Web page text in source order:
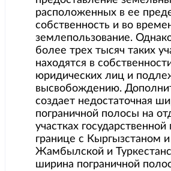
расположенных в ее
собственность и во
землепользование.
более трех тысяч таких
находятся в
юридических лиц и
высвобождению.
создает недостаточная
пограничной полосы на
участках
границе с Кыргызстаном
Жамбылской и
ширина пограничной